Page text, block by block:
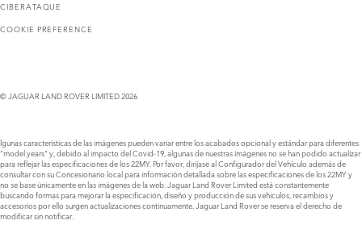
CIBERATAQUE
COOKIE PREFERENCE
© JAGUAR LAND ROVER LIMITED 2026
lgunas características de las imágenes pueden variar entre los acabados opcional y estándar para diferentes
"model years" y, debido al impacto del Covid-19, algunas de nuestras imágenes no se han podido actualizar
para reflejar las especificaciones de los 22MY. Por favor, diríjase al Configurador del Vehículo además de
consultar con su Concesionario local para información detallada sobre las especificaciones de los 22MY y
no se base únicamente en las imágenes de la web. Jaguar Land Rover Limited está constantemente
buscando formas para mejorar la especificación, diseño y producción de sus vehículos, recambios y
accesorios por ello surgen actualizaciones continuamente. Jaguar Land Rover se reserva el derecho de
modificar sin notificar.